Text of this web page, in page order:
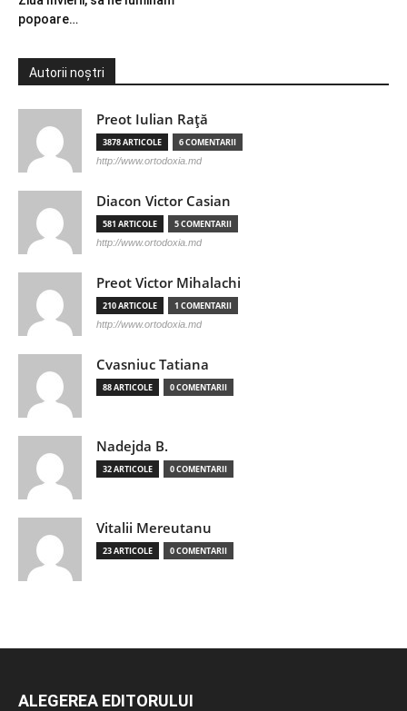
popoare…
Autorii noștri
Preot Iulian Raţă
3878 ARTICOLE 6 COMENTARII
http://www.ortodoxia.md
Diacon Victor Casian
581 ARTICOLE 5 COMENTARII
http://www.ortodoxia.md
Preot Victor Mihalachi
210 ARTICOLE 1 COMENTARII
http://www.ortodoxia.md
Cvasniuc Tatiana
88 ARTICOLE 0 COMENTARII
Nadejda B.
32 ARTICOLE 0 COMENTARII
Vitalii Mereutanu
23 ARTICOLE 0 COMENTARII
ALEGEREA EDITORULUI